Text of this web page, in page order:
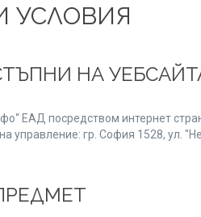
УСЛОВИЯ
НА УЕБСАЙТА
ЕАД посредством интернет
гр. София 1528, ул.